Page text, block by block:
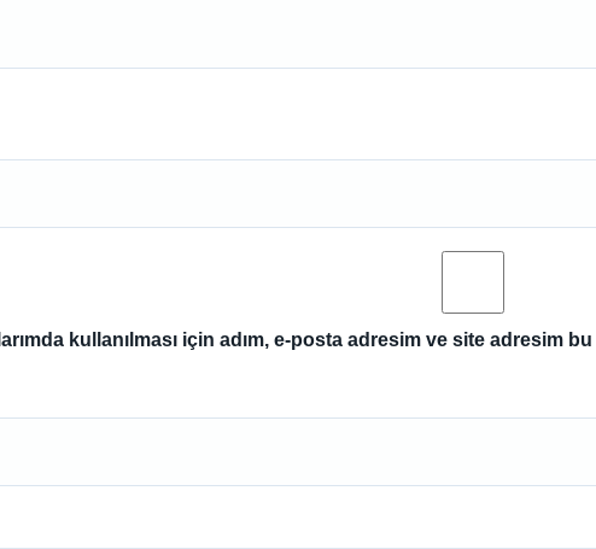
kullanılması için adım, e-posta adresim ve site adresim